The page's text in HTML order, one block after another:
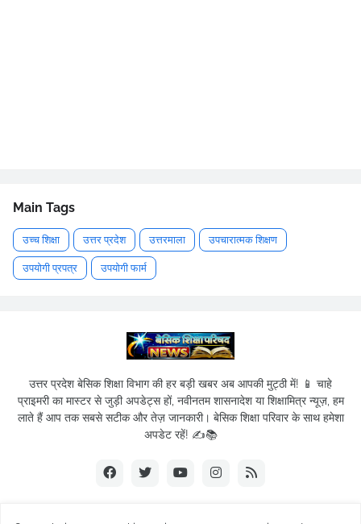
Main Tags
उच्च शिक्षा उत्तर प्रदेश उत्तरमाला उपचारात्मक शिक्षण
उपयोगी प्रपत्र उपयोगी फार्म
उत्तर प्रदेश बेसिक शिक्षा विभाग की हर बड़ी खबर अब आपकी मुट्ठी में! 📱 चाहे
प्राइमरी का मास्टर से जुड़ी अपडेट्स हों, नवीनतम शासनादेश या शिक्षामित्र न्यूज़, हम
लाते हैं आप तक सबसे सटीक और तेज़ जानकारी। बेसिक शिक्षा परिवार के साथ हमेशा
अपडेट रहें! ✍️📚